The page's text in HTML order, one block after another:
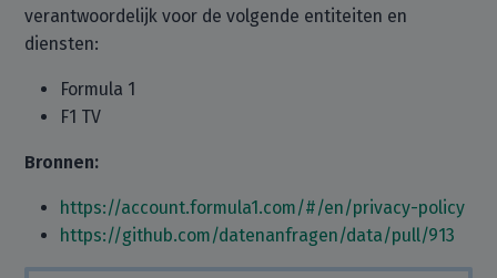
verantwoordelijk voor de volgende entiteiten en
diensten:
Formula 1
F1 TV
Bronnen:
https://account.formula1.com/#/en/privacy-policy
https://github.com/datenanfragen/data/pull/913